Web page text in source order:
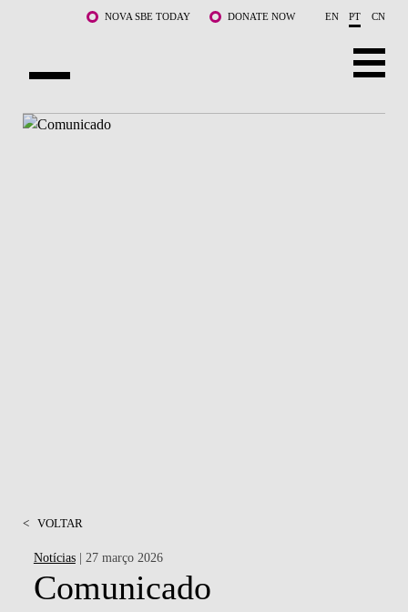
Saltar para o conteúdo principalNOVA SBE TODAY DONATE NOW EN PT CN
SOBRE NÓS
< VOLTAR
Notícias| 27 março 2026
Comunicado